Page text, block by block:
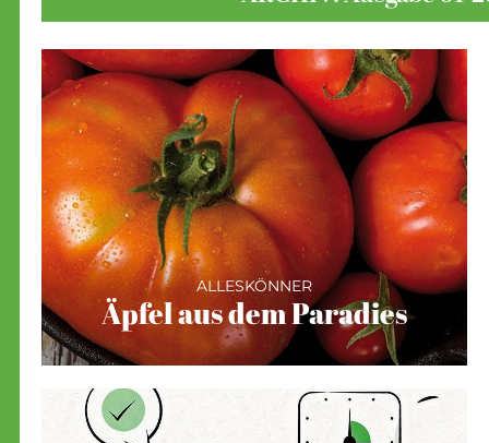
ALLESKÖNNER
Äpfel aus dem Paradies